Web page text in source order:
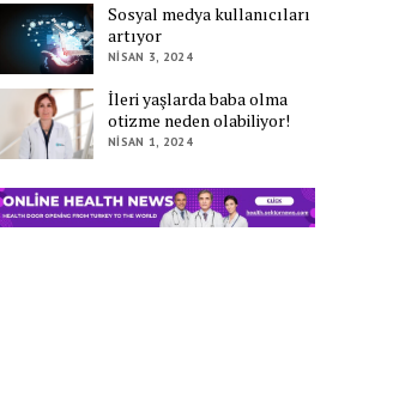
Sosyal medya kullanıcıları
artıyor
NISAN 3, 2024
İleri yaşlarda baba olma
otizme neden olabiliyor!
NISAN 1, 2024